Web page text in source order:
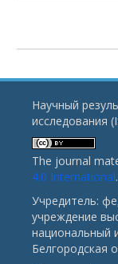
Научный
исследования
The journal
4.0 International.
Учредитель:
учреждение
национальный
Белгородская